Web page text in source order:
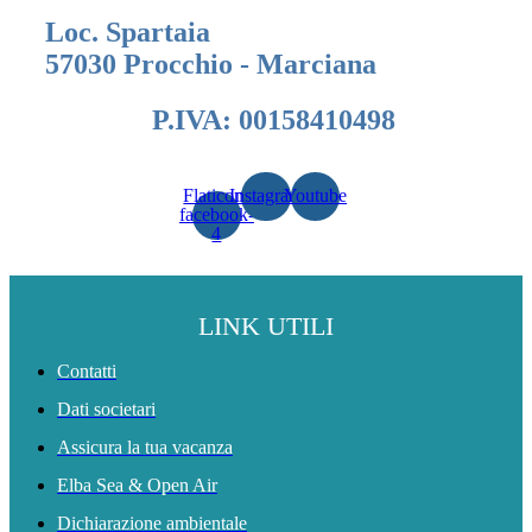
Loc. Spartaia
57030 Procchio - Marciana
P.IVA: 00158410498
Flaticon-
facebook-
4
InstagramYoutube
LINK UTILI
Contatti
Dati societari
Assicura la tua vacanza
Elba Sea & Open Air
Dichiarazione ambientale